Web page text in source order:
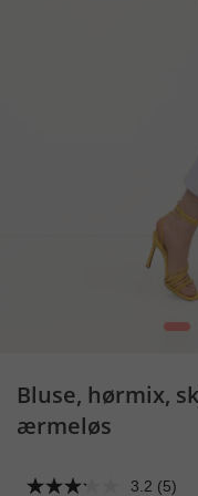
1
Bluse, hørmix,
ærmeløs
3.2 (5)